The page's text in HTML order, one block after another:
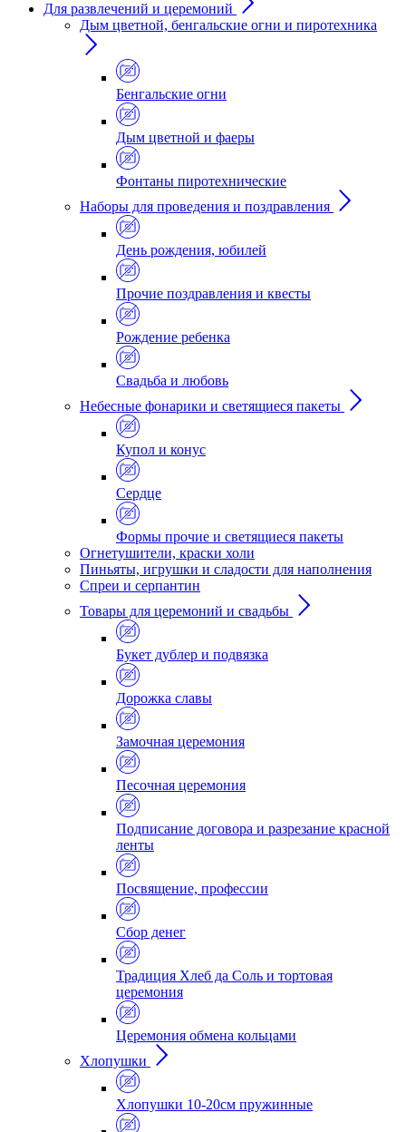
Для развлечений и церемоний
Дым цветной, бенгальские огни и пиротехника
Бенгальские огни
Дым цветной и фаеры
Фонтаны пиротехнические
Наборы для проведения и поздравления
День рождения, юбилей
Прочие поздравления и квесты
Рождение ребенка
Свадьба и любовь
Небесные фонарики и светящиеся пакеты
Купол и конус
Сердце
Формы прочие и светящиеся пакеты
Огнетушители, краски холи
Пиньяты, игрушки и сладости для наполнения
Спреи и серпантин
Товары для церемоний и свадьбы
Букет дублер и подвязка
Дорожка славы
Замочная церемония
Песочная церемония
Подписание договора и разрезание красной
ленты
Посвящение, профессии
Сбор денег
Традиция Хлеб да Соль и тортовая
церемония
Церемония обмена кольцами
Хлопушки
Хлопушки 10-20см пружинные